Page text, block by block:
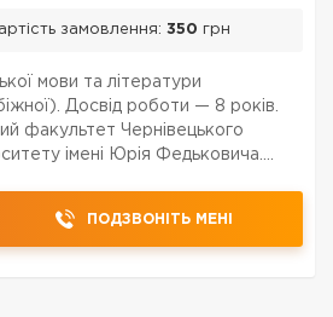
замовлення: 350 грн
мови та літератури
Досвід роботи — 8 років.
факультет Чернівецького
імені Юрія Федьковича.
ПОДЗВОНІТЬ МЕНІ